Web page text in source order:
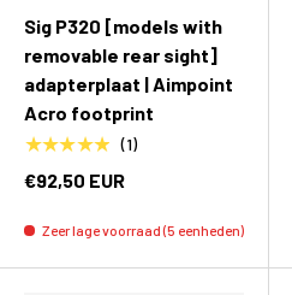
Sig P320 [models with
removable rear sight]
adapterplaat | Aimpoint
Acro footprint
★★★★★ (1)
€92,50 EUR
Zeer lage voorraad (5 eenheden)